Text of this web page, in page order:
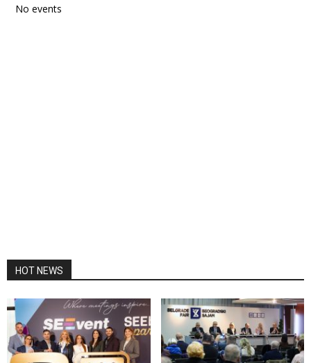
No events
HOT NEWS